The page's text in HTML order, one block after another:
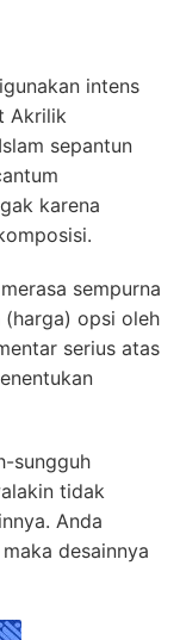
intens
Akrilik
sepantun
karena
sempurna
opsi oleh
serius atas
sungguh
tidak
Anda
desainnya